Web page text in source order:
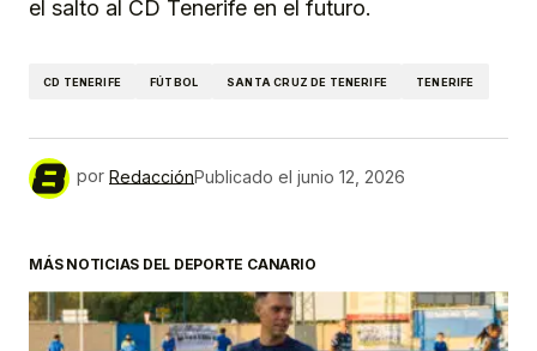
el salto al CD Tenerife en el futuro.
CD TENERIFE FÚTBOL SANTA CRUZ DE TENERIFE TENERIFE
por RedacciónPublicado el junio 12, 2026
MÁS NOTICIAS DEL DEPORTE CANARIO